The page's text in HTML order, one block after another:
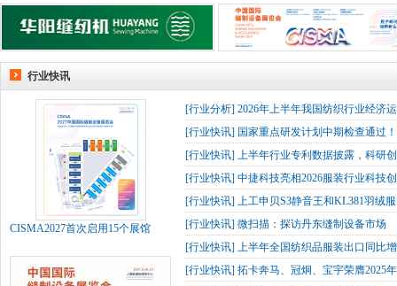
行业快讯
CISMA2027首次启用15个展馆
[行业分析] 2026年上半年我国纺织行业经济
[行业快讯] 国家重点研发计划中期检查通过
[行业快讯] 上半年行业专利数据披露，科研
[行业快讯] 中捷科技亮相2026服装行业科技
[行业快讯] 上工申贝S3静音王和KL381羽绒
[行业快讯] 微扫描：探访丹东缝制设备市场
[行业快讯] 上半年全国纺织品服装出口同比
[行业快讯] 拓卡奔马、冠炯、宝宇荣膺2025